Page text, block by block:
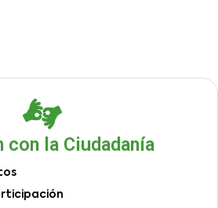
con la Ciudadanía